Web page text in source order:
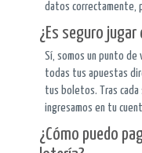
datos correctamente,
¿Es seguro jugar
Sí, somos un punto
todas tus apuestas
tus boletos. Tras
ingresamos en tu
¿Cómo puedo